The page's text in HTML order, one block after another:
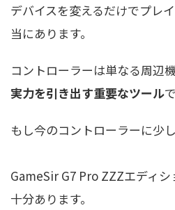
デバイスを変えるだけでプレ
当にあります。
コントローラーは単なる周辺
実力を引き出す重要なツール
もし今のコントローラーに少
GameSir G7 Pro ZZZエディ
十分あります。